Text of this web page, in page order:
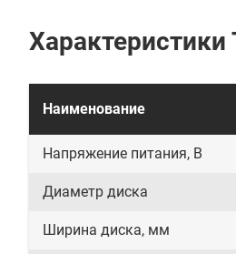
Наименование
Напряжение питания, В
Диаметр диска
Ширина диска, мм